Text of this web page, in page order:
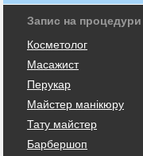
Запис на
Косметолог
Масажист
Перукар
Майстер манікюру
Тату майстер
Барбершоп